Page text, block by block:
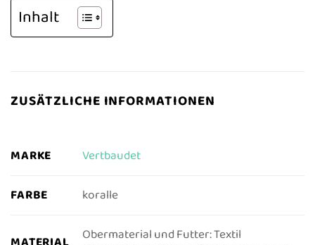
Inhalt
ZUSÄTZLICHE INFORMATIONEN
MARKE Vertbaudet
FARBE koralle
Obermaterial und Futter: Textil